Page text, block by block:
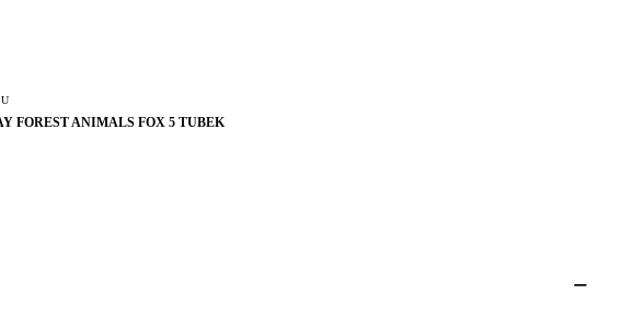
FOREST ANIMALS FOX 5 TUBEK